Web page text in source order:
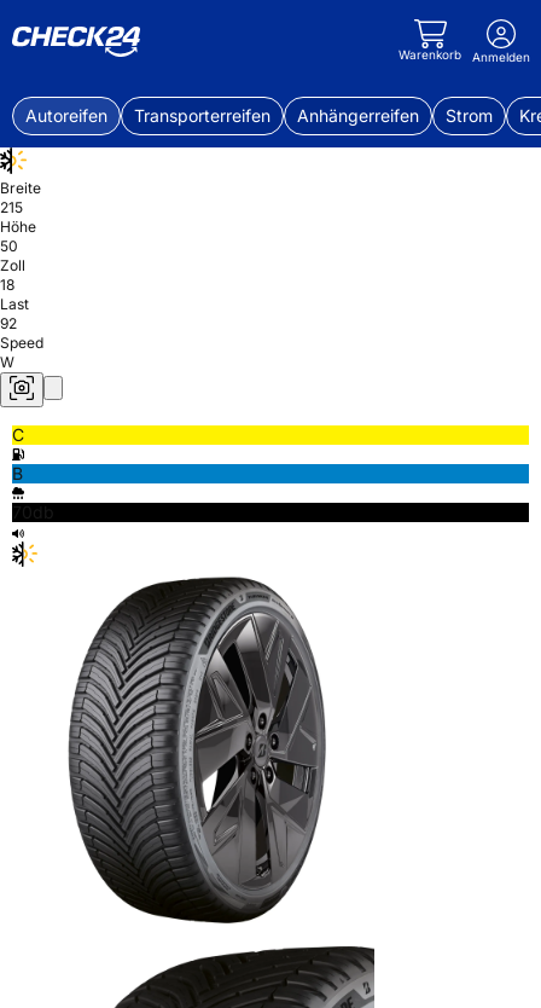
Warenkorb Anmelden
Autoreifen Transporterreifen Anhängerreifen Strom
Breite
215
Höhe
50
Zoll
18
Last
92
Speed
W
C
B
70db